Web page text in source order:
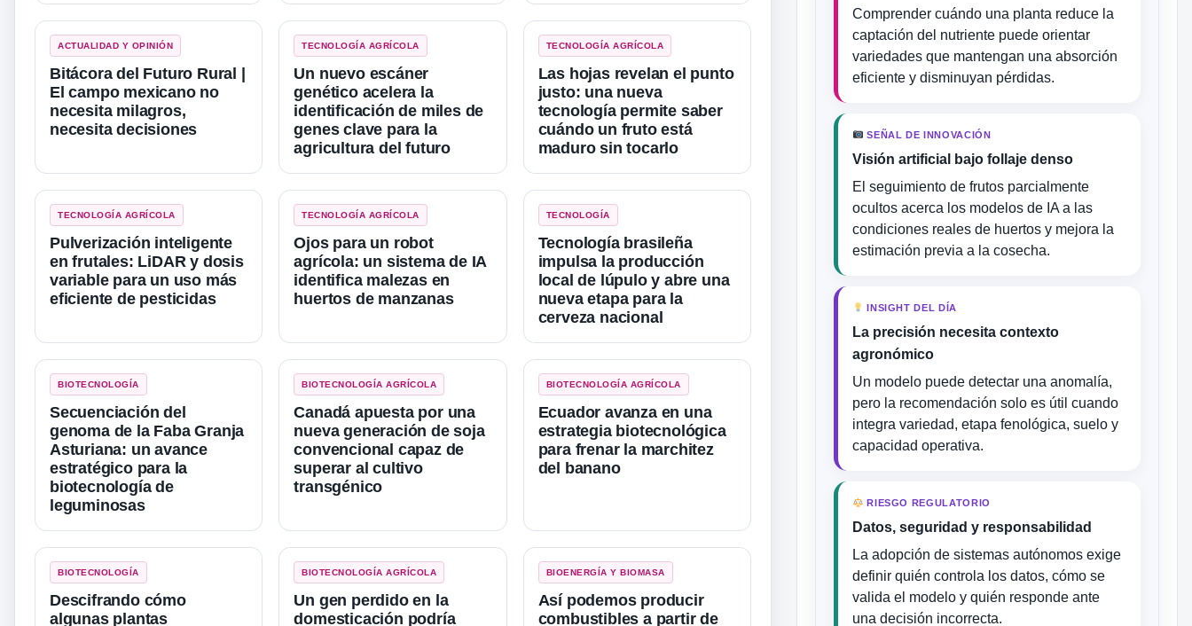
ACTUALIDAD Y OPINIÓN
Bitácora del Futuro Rural |
El campo mexicano no
necesita milagros,
necesita decisiones
TECNOLOGÍA AGRÍCOLA
Un nuevo escáner
genético acelera la
identificación de miles de
genes clave para la
agricultura del futuro
TECNOLOGÍA AGRÍCOLA
Las hojas revelan el punto
justo: una nueva
tecnología permite saber
cuándo un fruto está
maduro sin tocarlo
TECNOLOGÍA AGRÍCOLA
Pulverización inteligente
en frutales: LiDAR y dosis
variable para un uso más
eficiente de pesticidas
TECNOLOGÍA AGRÍCOLA
Ojos para un robot
agrícola: un sistema de IA
identifica malezas en
huertos de manzanas
TECNOLOGÍA
Tecnología brasileña
impulsa la producción
local de lúpulo y abre una
nueva etapa para la
cerveza nacional
BIOTECNOLOGÍA
Secuenciación del
genoma de la Faba Granja
Asturiana: un avance
estratégico para la
biotecnología de
leguminosas
BIOTECNOLOGÍA AGRÍCOLA
Canadá apuesta por una
nueva generación de soja
convencional capaz de
superar al cultivo
transgénico
BIOTECNOLOGÍA AGRÍCOLA
Ecuador avanza en una
estrategia biotecnológica
para frenar la marchitez
del banano
BIOTECNOLOGÍA
Descifrando cómo
algunas plantas
BIOTECNOLOGÍA AGRÍCOLA
Un gen perdido en la
domesticación podría
BIOENERGÍA Y BIOMASA
Así podemos producir
combustibles a partir de
Comprender cuándo una planta reduce la
captación del nutriente puede orientar
variedades que mantengan una absorción
eficiente y disminuyan pérdidas.
SEÑAL DE INNOVACIÓN
Visión artificial bajo follaje denso
El seguimiento de frutos parcialmente
ocultos acerca los modelos de IA a las
condiciones reales de huertos y mejora la
estimación previa a la cosecha.
INSIGHT DEL DÍA
La precisión necesita contexto
agronómico
Un modelo puede detectar una anomalía,
pero la recomendación solo es útil cuando
integra variedad, etapa fenológica, suelo y
capacidad operativa.
RIESGO REGULATORIO
Datos, seguridad y responsabilidad
La adopción de sistemas autónomos exige
definir quién controla los datos, cómo se
valida el modelo y quién responde ante
una decisión incorrecta.